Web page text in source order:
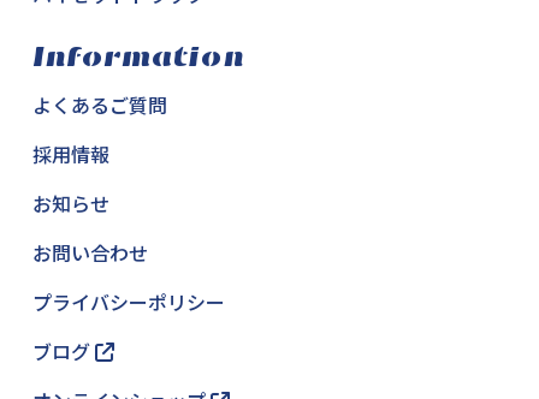
Information
よくあるご質問
採用情報
お知らせ
お問い合わせ
プライバシーポリシー
ブログ